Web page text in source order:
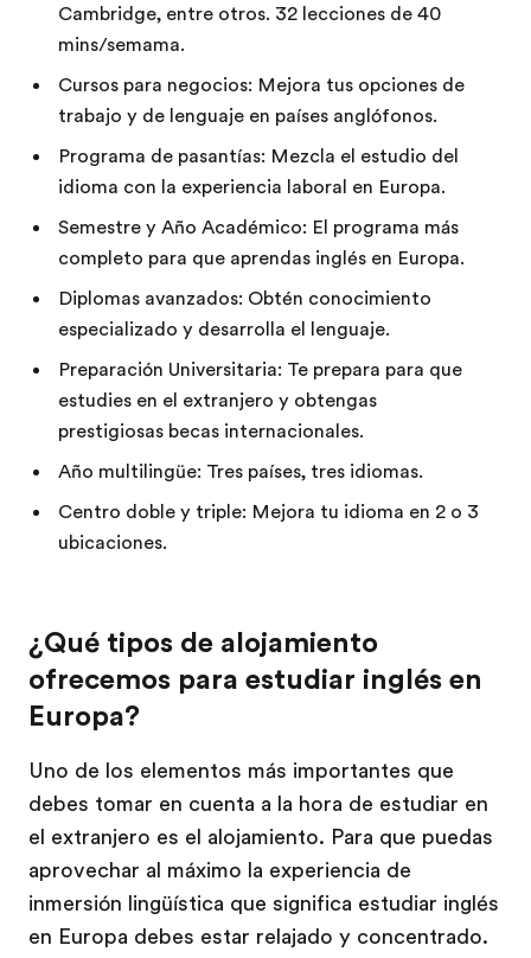
Cambridge, entre otros. 32 lecciones de 40
mins/semama.
Cursos para negocios: Mejora tus opciones de
trabajo y de lenguaje en países anglófonos.
Programa de pasantías: Mezcla el estudio del
idioma con la experiencia laboral en Europa.
Semestre y Año Académico: El programa más
completo para que aprendas inglés en Europa.
Diplomas avanzados: Obtén conocimiento
especializado y desarrolla el lenguaje.
Preparación Universitaria: Te prepara para que
estudies en el extranjero y obtengas
prestigiosas becas internacionales.
Año multilingüe: Tres países, tres idiomas.
Centro doble y triple: Mejora tu idioma en 2 o 3
ubicaciones.
¿Qué tipos de alojamiento
ofrecemos para estudiar inglés en
Europa?
Uno de los elementos más importantes que
debes tomar en cuenta a la hora de estudiar en
el extranjero es el alojamiento. Para que puedas
aprovechar al máximo la experiencia de
inmersión lingüística que significa estudiar inglés
en Europa debes estar relajado y concentrado.